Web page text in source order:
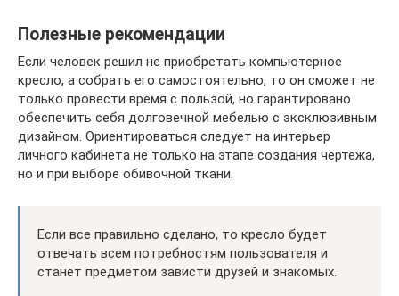
Полезные рекомендации
Если человек решил не приобретать компьютерное
кресло, а собрать его самостоятельно, то он сможет не
только провести время с пользой, но гарантировано
обеспечить себя долговечной мебелью с эксклюзивным
дизайном. Ориентироваться следует на интерьер
личного кабинета не только на этапе создания чертежа,
но и при выборе обивочной ткани.
Если все правильно сделано, то кресло будет
отвечать всем потребностям пользователя и
станет предметом зависти друзей и знакомых.